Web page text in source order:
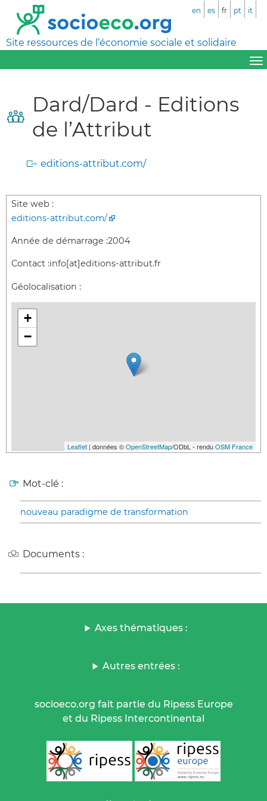
Site ressources de l’économie sociale et solidaire
en es fr pt it
Dard/Dard - Editions
de l’Attribut
editions-attribut.com/
Site web :
editions-attribut.com/
Année de démarrage :2004
Contact :info[at]editions-attribut.fr
Géolocalisation :
+
−
Leaflet | données ©OpenStreetMap/ODbL - renduOSM France
Mot-clé :
nouveau paradigme de transformation
Documents :
Axes thématiques :
Autres entrées :
socioeco.org fait partie du Ripess Europe
et du Ripess Intercontinental